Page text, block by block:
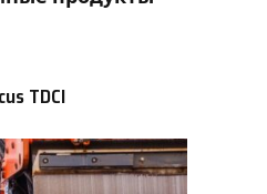
TDCI